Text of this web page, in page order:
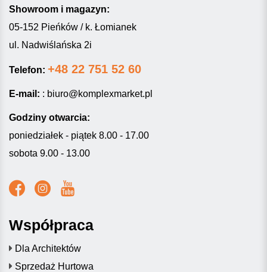
Showroom i magazyn:
05-152 Pieńków / k. Łomianek
ul. Nadwiślańska 2i
Telefon: +48 22 751 52 60
E-mail: : biuro@komplexmarket.pl
Godziny otwarcia:
poniedziałek - piątek 8.00 - 17.00
sobota 9.00 - 13.00
Współpraca
Dla Architektów
Sprzedaż Hurtowa